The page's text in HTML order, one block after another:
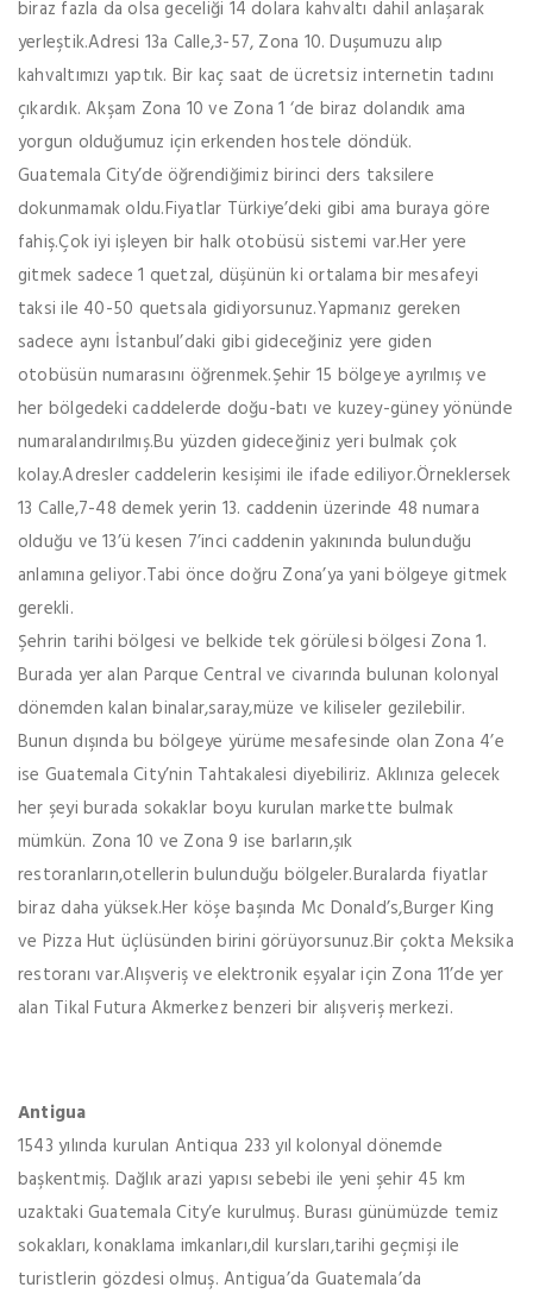
biraz fazla da olsa geceliği 14 dolara kahvaltı dahil anlaşarak
yerleştik.Adresi 13a Calle,3-57, Zona 10. Duşumuzu alıp
kahvaltımızı yaptık. Bir kaç saat de ücretsiz internetin tadını
çıkardık. Akşam Zona 10 ve Zona 1 ‘de biraz dolandık ama
yorgun olduğumuz için erkenden hostele döndük.
Guatemala City’de öğrendiğimiz birinci ders taksilere
dokunmamak oldu.Fiyatlar Türkiye’deki gibi ama buraya göre
fahiş.Çok iyi işleyen bir halk otobüsü sistemi var.Her yere
gitmek sadece 1 quetzal, düşünün ki ortalama bir mesafeyi
taksi ile 40-50 quetsala gidiyorsunuz.Yapmanız gereken
sadece aynı İstanbul’daki gibi gideceğiniz yere giden
otobüsün numarasını öğrenmek.Şehir 15 bölgeye ayrılmış ve
her bölgedeki caddelerde doğu-batı ve kuzey-güney yönünde
numaralandırılmış.Bu yüzden gideceğiniz yeri bulmak çok
kolay.Adresler caddelerin kesişimi ile ifade ediliyor.Örneklersek
13 Calle,7-48 demek yerin 13. caddenin üzerinde 48 numara
olduğu ve 13’ü kesen 7’inci caddenin yakınında bulunduğu
anlamına geliyor.Tabi önce doğru Zona’ya yani bölgeye gitmek
gerekli.
Şehrin tarihi bölgesi ve belkide tek görülesi bölgesi Zona 1.
Burada yer alan Parque Central ve civarında bulunan kolonyal
dönemden kalan binalar,saray,müze ve kiliseler gezilebilir.
Bunun dışında bu bölgeye yürüme mesafesinde olan Zona 4’e
ise Guatemala City’nin Tahtakalesi diyebiliriz. Aklınıza gelecek
her şeyi burada sokaklar boyu kurulan markette bulmak
mümkün. Zona 10 ve Zona 9 ise barların,şık
restoranların,otellerin bulunduğu bölgeler.Buralarda fiyatlar
biraz daha yüksek.Her köşe başında Mc Donald’s,Burger King
ve Pizza Hut üçlüsünden birini görüyorsunuz.Bir çokta Meksika
restoranı var.Alışveriş ve elektronik eşyalar için Zona 11’de yer
alan Tikal Futura Akmerkez benzeri bir alışveriş merkezi.
Antigua
1543 yılında kurulan Antiqua 233 yıl kolonyal dönemde
başkentmiş. Dağlık arazi yapısı sebebi ile yeni şehir 45 km
uzaktaki Guatemala City’e kurulmuş. Burası günümüzde temiz
sokakları, konaklama imkanları,dil kursları,tarihi geçmişi ile
turistlerin gözdesi olmuş. Antigua’da Guatemala’da